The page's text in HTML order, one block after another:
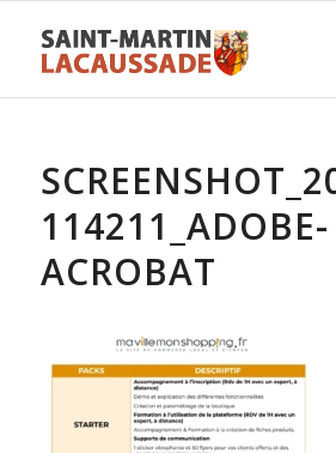
114211_ADOBE-
ACROBAT